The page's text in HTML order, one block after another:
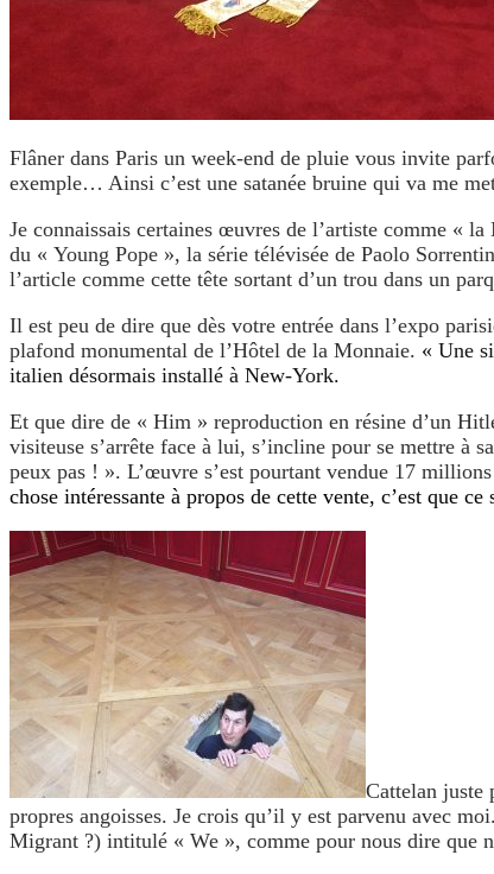
Flâner dans Paris un week-end de pluie vous invite
exemple… Ainsi c’est une satanée bruine qui va me
Je connaissais certaines œuvres de l’artiste comme «
du « Young Pope », la série télévisée de Paolo
l’article comme cette tête sortant d’un trou dans un
Il est peu de dire que dès votre entrée dans l’expo
plafond monumental de l’Hôtel de la Monnaie. « Une
italien désormais installé à New-York.
Et que dire de « Him » reproduction en résine d’un
visiteuse s’arrête face à lui, s’incline pour se mettre à
peux pas ! ». L’œuvre s’est pourtant vendue 17
chose intéressante à propos de cette vente, c’est que
Cattelan juste
propres angoisses. Je crois qu’il y est parvenu avec
Migrant ?) intitulé « We », comme pour nous dire que